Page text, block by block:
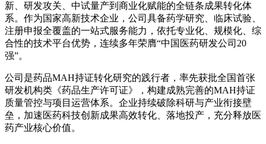
新、研发攻关、中试量产到商业化赋能的全链条成果转化体
系。作为国家高新技术企业，公司具备药学研究、临床试验、
注册申报全覆盖的一站式服务能力，依托专业化、规模化、综
合性的技术平台优势，连续多年荣膺“中国医药研发公司20
强”。
公司是药品MAH持证转化研究的践行者，率先获批全国首张
研发机构类《药品生产许可证》，构建成熟完善的MAH持证
质量管控与项目运营体系。企业持续破除科研与产业衔接壁
垒，加速医药科技创新成果高效转化、落地投产，充分释放医
药产业核心价值。